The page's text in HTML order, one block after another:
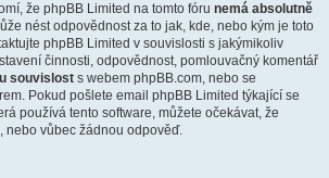
že phpBB Limited na tomto fóru nemá absolutně
nést odpovědnost za to jak, kde, nebo kým je toto
phpBB Limited v souvislosti s jakýmikoliv
činnosti, odpovědnost, pomlouvačný komentář
souvislost s webem phpBB.com, nebo se
Pokud pošlete email phpBB Limited týkající se
používá tento software, můžete očekávat, že
nebo vůbec žádnou odpověď.